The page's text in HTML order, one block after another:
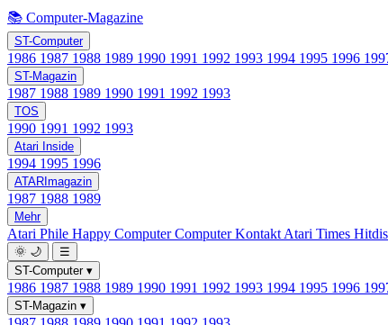
📚 Computer-Magazine
ST-Computer
1986 1987 1988 1989 1990 1991 1992 1993 1994 1995 1996
ST-Magazin
1987 1988 1989 1990 1991 1992 1993
TOS
1990 1991 1992 1993
Atari Inside
1994 1995 1996
ATARImagazin
1987 1988 1989
Mehr
Atari Phile Happy ComputerComputer Kontakt Atari Times
🌞 🌙
☰
ST-Computer ▾
1986 1987 1988 1989 1990 1991 1992 1993 1994 1995 1996
ST-Magazin ▾